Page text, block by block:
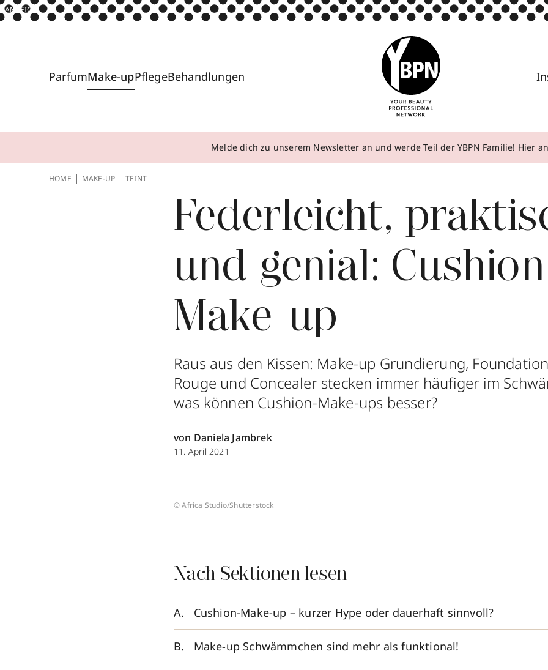
ANZEIGE
ParfumMake-upPflegeBehandlungen
Melde dich zu unserem Newsletter an und werde Teil der YBPN Familie! Hier
HOME MAKE-UP TEINT
Federleicht,
und genial: Cushion
Make-up
Raus aus den Kissen: Make-up Grundierung,
Rouge und Concealer stecken immer häufiger im
was können Cushion-Make-ups besser?
von Daniela Jambrek
11. April 2021
© Africa Studio/Shutterstock
Nach Sektionen lesen
Cushion-Make-up – kurzer Hype oder dauerhaft sinnvoll?
Make-up Schwämmchen sind mehr als funktional!